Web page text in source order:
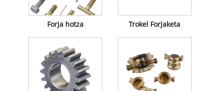
Forja hotza Trokel Forjaketa